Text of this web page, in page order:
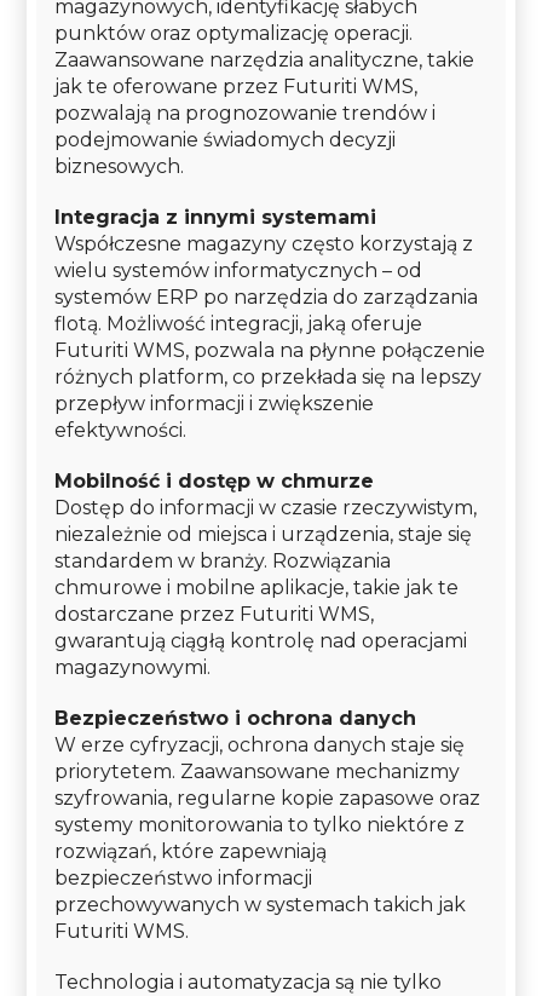
magazynowych, identyfikację słabych
punktów oraz optymalizację operacji.
Zaawansowane narzędzia analityczne, takie
jak te oferowane przez Futuriti WMS,
pozwalają na prognozowanie trendów i
podejmowanie świadomych decyzji
biznesowych.
Integracja z innymi systemami
Współczesne magazyny często korzystają z
wielu systemów informatycznych – od
systemów ERP po narzędzia do zarządzania
flotą. Możliwość integracji, jaką oferuje
Futuriti WMS, pozwala na płynne połączenie
różnych platform, co przekłada się na lepszy
przepływ informacji i zwiększenie
efektywności.
Mobilność i dostęp w chmurze
Dostęp do informacji w czasie rzeczywistym,
niezależnie od miejsca i urządzenia, staje się
standardem w branży. Rozwiązania
chmurowe i mobilne aplikacje, takie jak te
dostarczane przez Futuriti WMS,
gwarantują ciągłą kontrolę nad operacjami
magazynowymi.
Bezpieczeństwo i ochrona danych
W erze cyfryzacji, ochrona danych staje się
priorytetem. Zaawansowane mechanizmy
szyfrowania, regularne kopie zapasowe oraz
systemy monitorowania to tylko niektóre z
rozwiązań, które zapewniają
bezpieczeństwo informacji
przechowywanych w systemach takich jak
Futuriti WMS.
Technologia i automatyzacja są nie tylko